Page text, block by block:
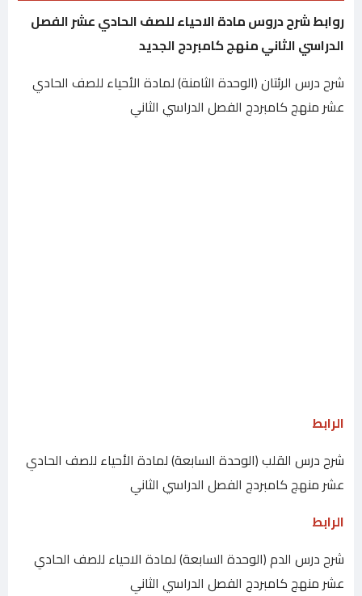
روابط شرح دروس مادة الاحياء للصف الحادي عشر الفصل
الدراسي الثاني منهج كامبردج الجديد
شرح درس الرئتان (الوحدة الثامنة) لمادة الأحياء للصف الحادي
عشر منهج كامبردج الفصل الدراسي الثاني
الرابط
شرح درس القلب (الوحدة السابعة) لمادة الأحياء للصف الحادي
عشر منهج كامبردج الفصل الدراسي الثاني
الرابط
شرح درس الدم (الوحدة السابعة) لمادة الاحياء للصف الحادي
عشر منهج كامبردج الفصل الدراسي الثاني